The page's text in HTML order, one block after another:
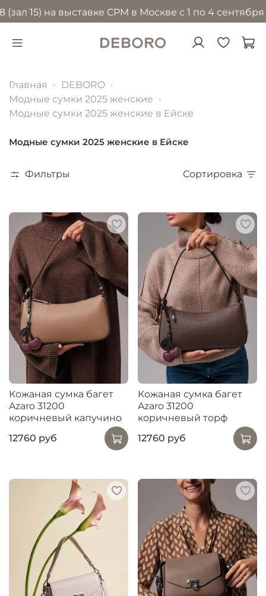
на выставке CPM в Москве с 1 по 4 сентября 2026
Главная
DEBORO
Модные сумки 2025 женские
Модные сумки 2025 женские в Ейске
Модные сумки 2025 женские в Ейске
Фильтры Сортировка
Кожаная сумка багет
Azaro 31200
коричневый капучино
12760 руб
Кожаная сумка багет
Azaro 31200
коричневый торф
12760 руб